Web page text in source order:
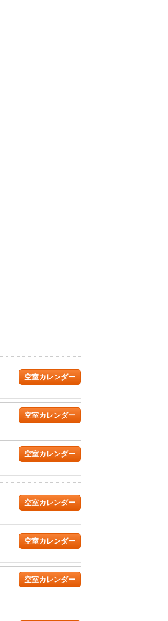
空室カレンダー
空室カレンダー
空室カレンダー
空室カレンダー
空室カレンダー
空室カレンダー